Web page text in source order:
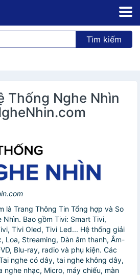
Tìm kiếm
Thống Nghe Nhìn
là Trang Thông Tin Tổng hợp và So
Bao gồm Tivi: Smart Tivi,
Tivi Oled, Tivi Led... Hệ thống giải
Loa, Streaming, Dàn âm thanh, Âm-
Blu-ray, radio và phụ kiện. Các
nghe có dây, tai nghe không dây,
nghe nhạc, Micro, máy chiếu, màn